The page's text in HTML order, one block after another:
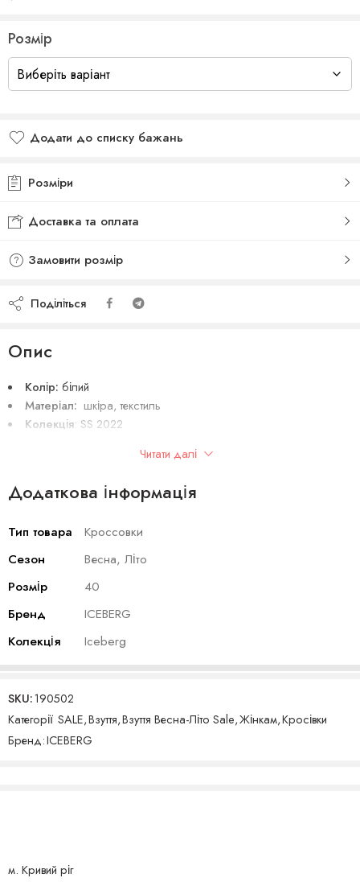
Розмір
Додати до списку бажань
Розміри
Доставка та оплата
Замовити розмір
Поділіться
Опис
Колір: білий
Матеріал: шкіра, текстиль
Колекція: SS 2022
Читати далі
Додаткова інформація
Тип товара
Кроссовки
Сезон
Весна, Літо
Розмір
40
Бренд
ICEBERG
Колекція
Iceberg
SKU:190502
Категорії SALE,Взуття,Взуття Весна-Літо Sale,Жінкам,Кросівки
Бренд:ICEBERG
м. Кривий ріг